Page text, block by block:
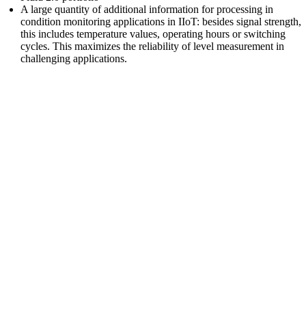
A large quantity of additional information for processing in
condition monitoring applications in IIoT: besides signal strength,
this includes temperature values, operating hours or switching
cycles. This maximizes the reliability of level measurement in
challenging applications.